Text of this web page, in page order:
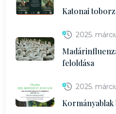
Katonai
2025.
feloldása
2025.
Kormányablak